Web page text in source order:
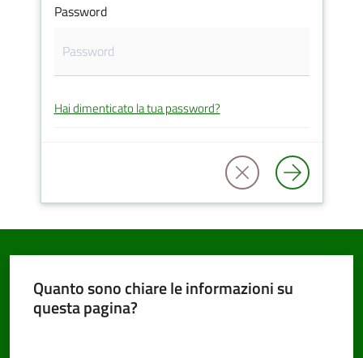
PNRR
Servizi
Tutti
gli
argomenti
Password
Hai dimenticato la tua password?
Quanto sono chiare le informazioni su
questa pagina?